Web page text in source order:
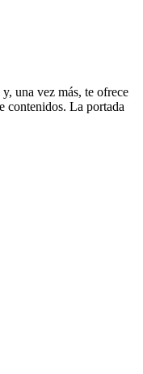
una vez más, te ofrece
contenidos. La portada